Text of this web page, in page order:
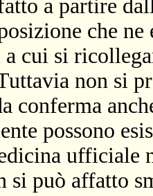
a partire
che
cui si
non si
conferma
possono
ufficiale
si può affatto